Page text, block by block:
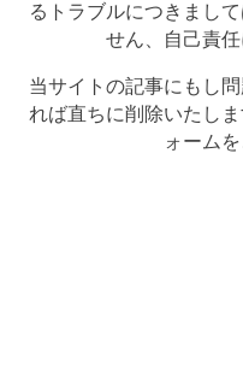
るトラブルにつきまし
せん、自己責任
当サイトの記事にもし
れば直ちに削除いたし
ォーム